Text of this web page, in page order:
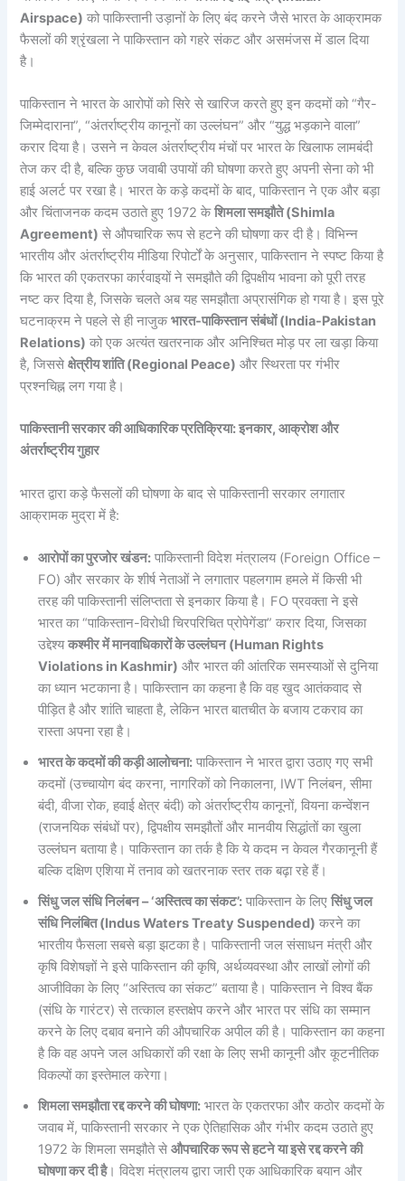
Airspace) को पाकिस्तानी उड़ानों के लिए बंद करने जैसे भारत के आक्रामक
फैसलों की श्रृंखला ने पाकिस्तान को गहरे संकट और असमंजस में डाल दिया
है।
पाकिस्तान ने भारत के आरोपों को सिरे से खारिज करते हुए इन कदमों को “गैर-
जिम्मेदाराना”, “अंतर्राष्ट्रीय कानूनों का उल्लंघन” और “युद्ध भड़काने वाला”
करार दिया है। उसने न केवल अंतर्राष्ट्रीय मंचों पर भारत के खिलाफ लामबंदी
तेज कर दी है, बल्कि कुछ जवाबी उपायों की घोषणा करते हुए अपनी सेना को भी
हाई अलर्ट पर रखा है। भारत के कड़े कदमों के बाद, पाकिस्तान ने एक और बड़ा
और चिंताजनक कदम उठाते हुए 1972 केशिमला समझौते (Shimla
Agreement) से औपचारिक रूप से हटने की घोषणा कर दी है। विभिन्न
भारतीय और अंतर्राष्ट्रीय मीडिया रिपोर्टों के अनुसार, पाकिस्तान ने स्पष्ट किया है
कि भारत की एकतरफा कार्रवाइयों ने समझौते की द्विपक्षीय भावना को पूरी तरह
नष्ट कर दिया है, जिसके चलते अब यह समझौता अप्रासंगिक हो गया है। इस पूरे
घटनाक्रम ने पहले से ही नाजुकभारत-पाकिस्तान संबंधों (India-Pakistan
Relations) को एक अत्यंत खतरनाक और अनिश्चित मोड़ पर ला खड़ा किया
है, जिससेक्षेत्रीय शांति (Regional Peace) और स्थिरता पर गंभीर
प्रश्नचिह्न लग गया है।
पाकिस्तानी सरकार की आधिकारिक प्रतिक्रिया: इनकार, आक्रोश और
अंतर्राष्ट्रीय गुहार
भारत द्वारा कड़े फैसलों की घोषणा के बाद से पाकिस्तानी सरकार लगातार
आक्रामक मुद्रा में है:
आरोपों का पुरजोर खंडन: पाकिस्तानी विदेश मंत्रालय (Foreign Office –
FO) और सरकार के शीर्ष नेताओं ने लगातार पहलगाम हमले में किसी भी
तरह की पाकिस्तानी संलिप्तता से इनकार किया है। FO प्रवक्ता ने इसे
भारत का “पाकिस्तान-विरोधी चिरपरिचित प्रोपेगेंडा” करार दिया, जिसका
उद्देश्यकश्मीर में मानवाधिकारों के उल्लंघन (Human Rights
Violations in Kashmir) और भारत की आंतरिक समस्याओं से दुनिया
का ध्यान भटकाना है। पाकिस्तान का कहना है कि वह खुद आतंकवाद से
पीड़ित है और शांति चाहता है, लेकिन भारत बातचीत के बजाय टकराव का
रास्ता अपना रहा है।
भारत के कदमों की कड़ी आलोचना: पाकिस्तान ने भारत द्वारा उठाए गए सभी
कदमों (उच्चायोग बंद करना, नागरिकों को निकालना, IWT निलंबन, सीमा
बंदी, वीजा रोक, हवाई क्षेत्र बंदी) को अंतर्राष्ट्रीय कानूनों, वियना कन्वेंशन
(राजनयिक संबंधों पर), द्विपक्षीय समझौतों और मानवीय सिद्धांतों का खुला
उल्लंघन बताया है। पाकिस्तान का तर्क है कि ये कदम न केवल गैरकानूनी हैं
बल्कि दक्षिण एशिया में तनाव को खतरनाक स्तर तक बढ़ा रहे हैं।
सिंधु जल संधि निलंबन – ‘अस्तित्व का संकट’: पाकिस्तान के लिएसिंधु जल
संधि निलंबित (Indus Waters Treaty Suspended) करने का
भारतीय फैसला सबसे बड़ा झटका है। पाकिस्तानी जल संसाधन मंत्री और
कृषि विशेषज्ञों ने इसे पाकिस्तान की कृषि, अर्थव्यवस्था और लाखों लोगों की
आजीविका के लिए “अस्तित्व का संकट” बताया है। पाकिस्तान ने विश्व बैंक
(संधि के गारंटर) से तत्काल हस्तक्षेप करने और भारत पर संधि का सम्मान
करने के लिए दबाव बनाने की औपचारिक अपील की है। पाकिस्तान का कहना
है कि वह अपने जल अधिकारों की रक्षा के लिए सभी कानूनी और कूटनीतिक
विकल्पों का इस्तेमाल करेगा।
शिमला समझौता रद्द करने की घोषणा: भारत के एकतरफा और कठोर कदमों के
जवाब में, पाकिस्तानी सरकार ने एक ऐतिहासिक और गंभीर कदम उठाते हुए
1972 के शिमला समझौते सेऔपचारिक रूप से हटने या इसे रद्द करने की
घोषणा कर दी है। विदेश मंत्रालय द्वारा जारी एक आधिकारिक बयान और